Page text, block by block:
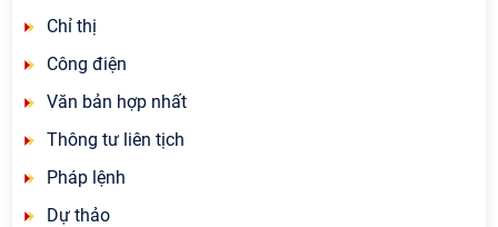
Chỉ thị
Công điện
Văn bản hợp nhất
Thông tư liên tịch
Pháp lệnh
Dự thảo